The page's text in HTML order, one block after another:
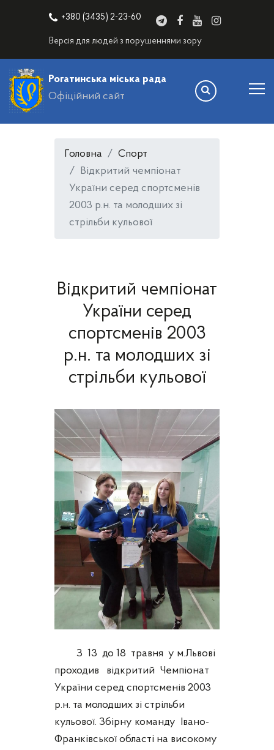
+380 (3435) 2-23-60
Версія для людей з порушеннями зору
Рогатинська міська рада
Офіційний сайт
Головна
Спорт
Відкритий чемпіонат
України серед спортсменів
2003 р.н. та молодших зі
стрільби кульової
Відкритий чемпіонат
України серед
спортсменів 2003
р.н. та молодших зі
стрільби кульової
З 13 до 18 травня у м.Львові
проходив відкритий Чемпіонат
України серед спортсменів 2003
р.н. та молодших зі стрільби
кульової. Збірну команду Івано-
Франківської області на високому